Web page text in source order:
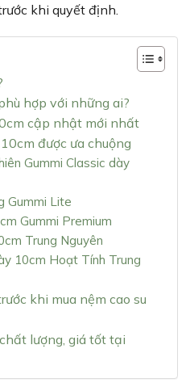
khi quyết định.
hợp với những ai?
cập nhật mới nhất
được ưa chuộng
Gummi Classic dày
Gummi Lite
Gummi Premium
Trung Nguyên
10cm Hoạt Tính Trung
khi mua nệm cao su
lượng, giá tốt tại